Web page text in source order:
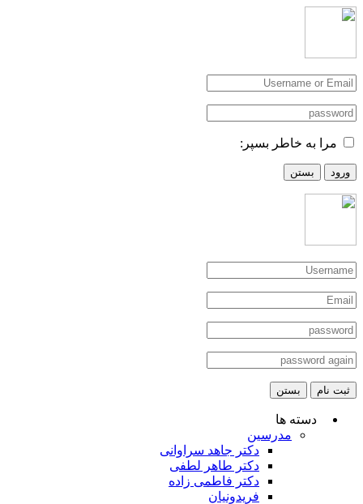
مرا به خاطر بسپر:
ورود بستن
ثبت نام بستن
دسته ها
مدرسین
دکتر جاهد سراوانی
دکتر طاهر لطفی
دکتر فاطمی زاده
فریدونیان